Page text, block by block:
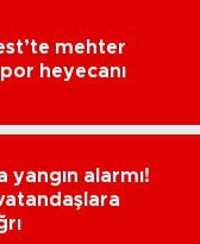
mehter
heyecanı
yangın alarmı!